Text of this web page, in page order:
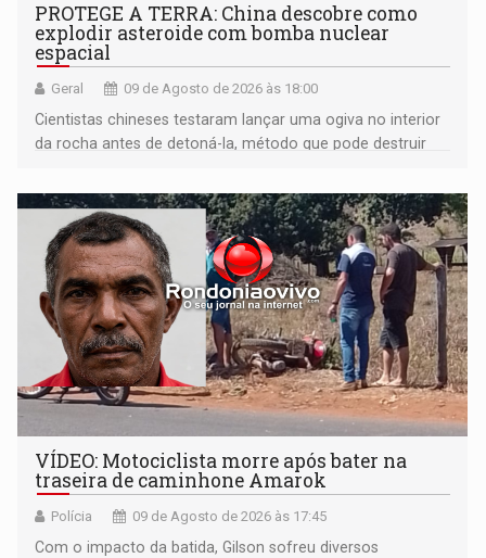
PROTEGE A TERRA: China descobre como
explodir asteroide com bomba nuclear
espacial
Geral 09 de Agosto de 2026 às 18:00
Cientistas chineses testaram lançar uma ogiva no interior
da rocha antes de detoná-la, método que pode destruir
VÍDEO: Motociclista morre após bater na
traseira de caminhone Amarok
Polícia 09 de Agosto de 2026 às 17:45
​Com o impacto da batida, Gilson sofreu diversos